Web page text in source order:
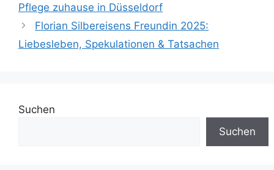
Pflege zuhause in Düsseldorf
Florian Silbereisens Freundin 2025:
Liebesleben, Spekulationen & Tatsachen
Suchen
Suchen